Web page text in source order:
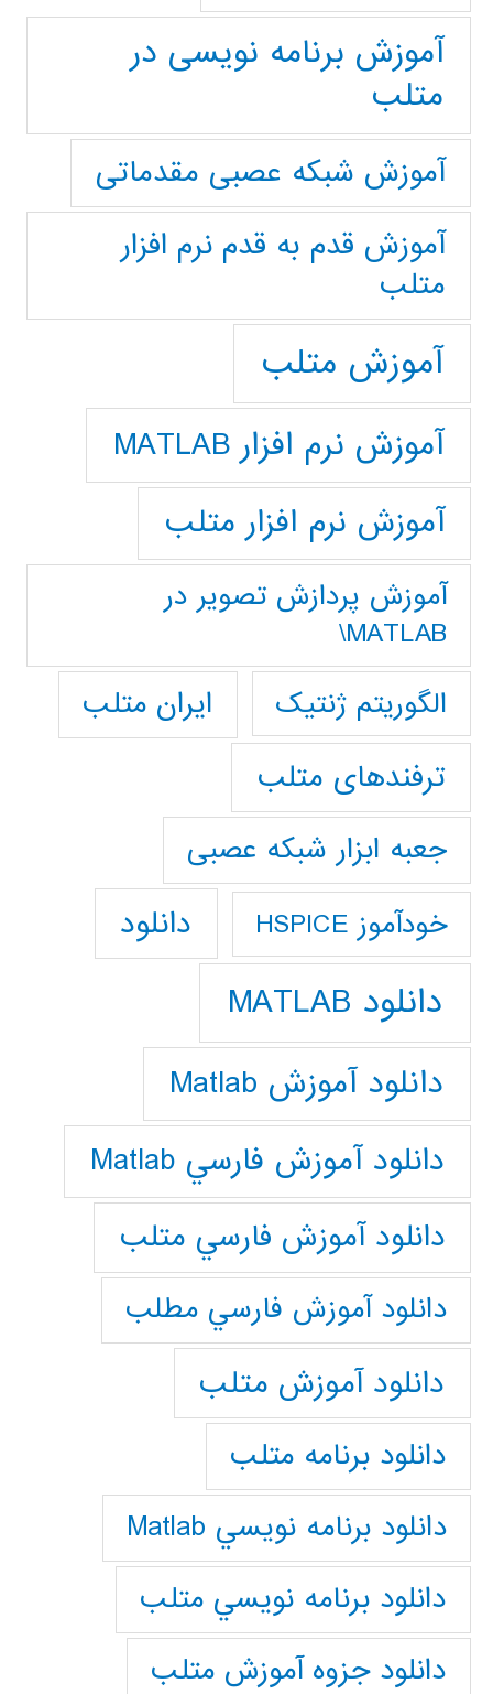
آموزش برنامه نویسی در
متلب
آموزش شبکه عصبی مقدماتی
آموزش قدم به قدم نرم افزار
متلب
آموزش متلب
آموزش نرم افزار MATLAB
آموزش نرم افزار متلب
آموزش پردازش تصوير در
MATLAB\
الگوریتم ژنتیک
ایران متلب
ترفندهای متلب
جعبه ابزار شبکه عصبی
خودآموز HSPICE دانلود
دانلود MATLAB
دانلود آموزش Matlab
دانلود آموزش فارسي Matlab
دانلود آموزش فارسي متلب
دانلود آموزش فارسي مطلب
دانلود آموزش متلب
دانلود برنامه متلب
دانلود برنامه نويسي Matlab
دانلود برنامه نويسي متلب
دانلود جزوه آموزش متلب